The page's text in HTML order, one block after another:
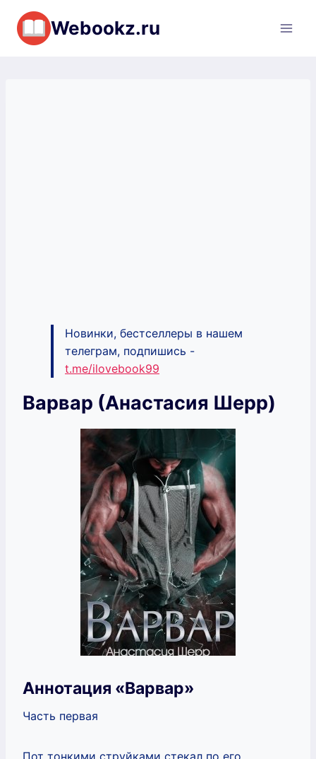
Перейти
содержимому
Webookz.ru
Новинки, бестселлеры в нашем
телеграм, подпишись -
t.me/ilovebook99
Варвар (Анастасия Шерр)
Аннотация «Варвар»
Часть первая
Пот тонкими струйками стекал по его